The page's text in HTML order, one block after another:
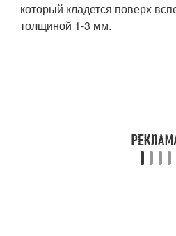
который кладется поверх
толщиной 1-3 мм.